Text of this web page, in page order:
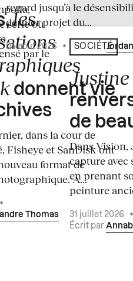
série où
par le
les
donnent vie
dans la cour de
Fisheye et SanDisk ont
format de
À...
•
Thomas
regard jusqu’à le
dernier projet du...
04 août 2026 • Écrit par
SOCIÉTÉ
de
Dans
capture avec
en prenant
peinture
31 juillet 2026
Écrit par